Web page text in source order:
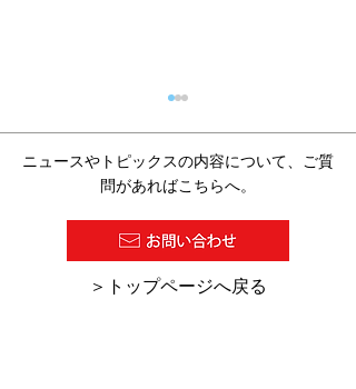
2026/07/27 塗料報知新聞
ニュースやトピックスの内容について、ご質
問があればこちらへ。
​＞トップページへ戻る